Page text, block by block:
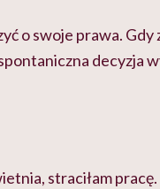
o swoje prawa. Gdy
decyzja
straciłam pracę.